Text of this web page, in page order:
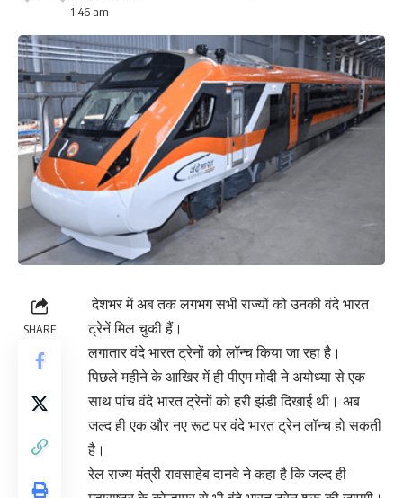
1:46 am
SHARE
देशभर में अब तक लगभग सभी राज्यों को उनकी वंदे भारत
ट्रेनें मिल चुकी हैं।
लगातार वंदे भारत ट्रेनों को लॉन्च किया जा रहा है।
पिछले महीने के आखिर में ही पीएम मोदी ने अयोध्या से एक
साथ पांच वंदे भारत ट्रेनों को हरी झंडी दिखाई थी। अब
जल्द ही एक और नए रूट पर वंदे भारत ट्रेन लॉन्च हो सकती
है।
रेल राज्य मंत्री रावसाहेब दानवे ने कहा है कि जल्द ही